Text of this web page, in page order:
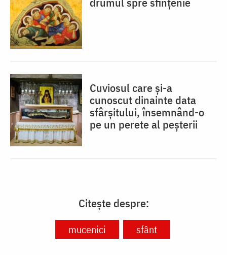
Cuviosul care și-a
cunoscut dinainte data
sfârșitului, însemnând-o
pe un perete al peșterii
Citește despre:
mucenici sfânt